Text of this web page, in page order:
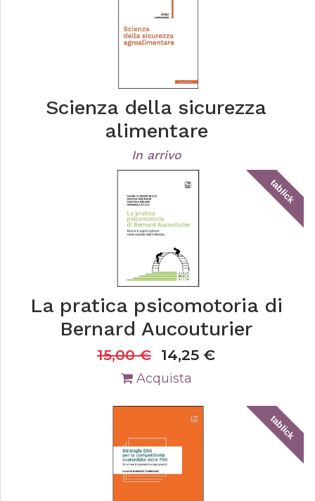
Scienza della sicurezza
alimentare
In arrivo
tablick
La pratica psicomotoria di
Bernard Aucouturier
15,00€ 14,25 €
Acquista
tablick